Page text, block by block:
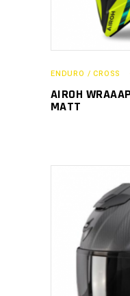
ENDURO / CROSS
AIROH
MATT